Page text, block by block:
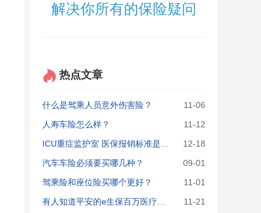
解决你所有的保险疑问
热点文章
什么是驾乘人员意外伤害险？
11-06
人寿车险怎么样？
11-12
ICU重症监护室 医保报销标准是多少?
12-18
汽车车险必须要买哪几种？
09-01
驾乘险和座位险买哪个更好？
11-01
有人知道平安的e生保百万医疗靠谱吗？有坑吗？
11-21